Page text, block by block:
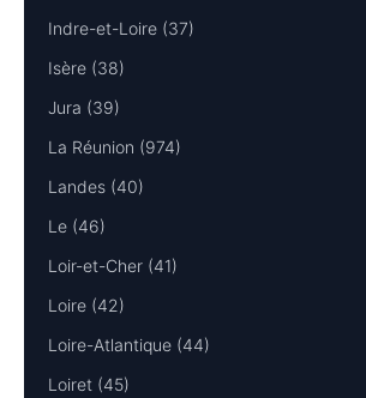
Indre-et-Loire (37)
Isère (38)
Jura (39)
La Réunion (974)
Landes (40)
Le (46)
Loir-et-Cher (41)
Loire (42)
Loire-Atlantique (44)
Loiret (45)